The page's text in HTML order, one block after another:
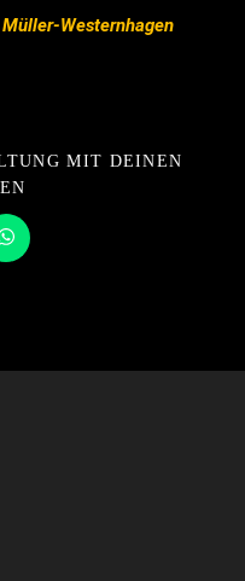
Westernhagen
MIT DEINEN